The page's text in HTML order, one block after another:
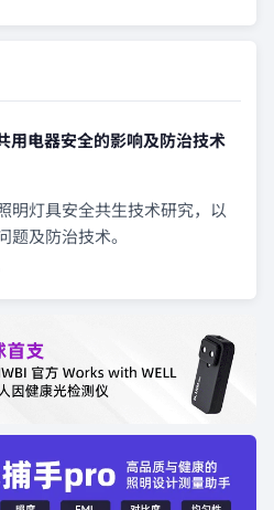
用电器安全的影响及防治技术
明灯具安全共生技术研究，以
题及防治技术。